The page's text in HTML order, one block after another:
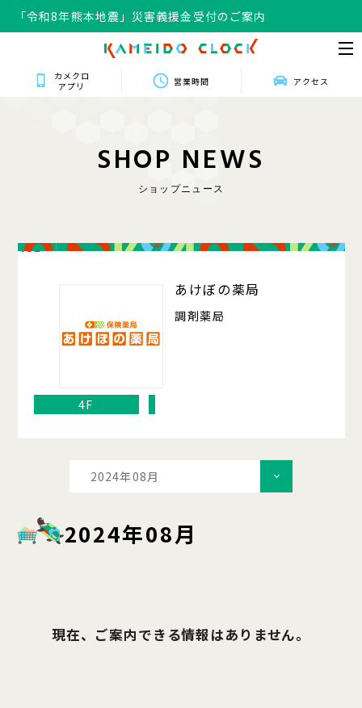
「令和8年熊本地震」災害義援金受付のご案内
カメクロ
アプリ
営業時間 アクセス
SHOP NEWS
ショップニュース
432
あけぼの薬局
調剤薬局
4F
2024年08月
2024年08月
現在、ご案内できる情報はありません。